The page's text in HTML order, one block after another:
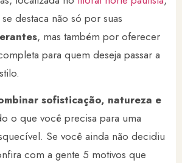
destaca não só por suas
, mas também por oferecer
para quem deseja passar a
sofisticação, natureza e
o que você precisa para uma
Se você ainda não decidiu
com a gente 5 motivos que